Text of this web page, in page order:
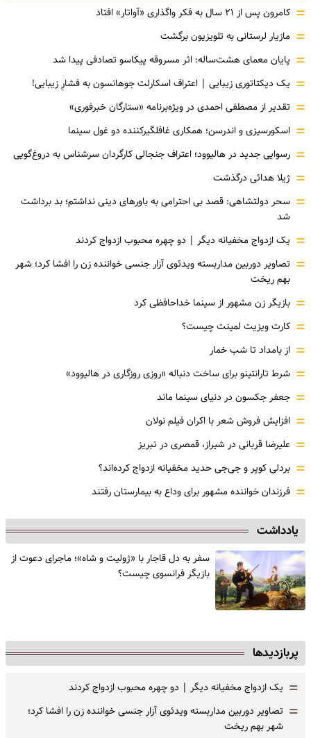
= کامرون پس از ۲۱ سال به فکر واگذاری «آواتار» افتاد
= مازیار لرستانی به تلویزیون برگشت
= پایان معمای هشت‌ساله: اثر مسروقه پیکاسو تصادفی پیدا شد
= یک دیکتاتوری زیبایی | اعتراف اسکارلت جوهانسون به فشارِ زیبایی!
= تقدیر از مصطفی احمدی در ویژه‌برنامه «ستارگان خبرفوری»
= اسکورسیزی و اندرسن؛ همکاری غافلگیرکننده دو غول سینما
= رسوایی جدید در هالیوود؛ اعتراف جنجالی کارگردان سرشناس به دروغ‌گویی
= ژیلا هدائی درگذشت
= سحر دولتشاهی: قصد بی احترامی به باورهای دینی نداشتم؛ بد برداشت
شد
= یک ازدواج مخفیانه دیگر | دو چهره محبوب ازدواج کردند
= تصاویر دوربین مداربسته ویدئوی آزار جنسی خواننده زن را افشا کرد؛ شهر
بهم ریخت
= بازیگر زن مشهور از سینما خداحافظی کرد
= کارت ویزیت لمینت چیست؟
= از بامداد تا شب خمار
= شرط تارانتینو برای ساخت دنباله «روزی روزگاری در هالیوود»
= جعفر جکسون در دنیای سینما ماند
= افزایش فروش شعر با اکران فیلم نولان
= علیرضا قربانی در شیراز، قمصری در تبریز
= بردلی کوپر و جی‌جی حدید مخفیانه ازدواج کرده‌اند؟
= فرزندان خواننده مشهور برای وداع به بیمارستان رفتند
یادداشت
سفر به دل قاجار با «ژولیت و شاه»؛ ماجرای دعوت از
‌بازیگر فرانسوی چیست؟
پربازدیدها
= یک ازدواج مخفیانه دیگر | دو چهره محبوب ازدواج کردند
= تصاویر دوربین مداربسته ویدئوی آزار جنسی خواننده زن را افشا کرد؛
شهر بهم ریخت